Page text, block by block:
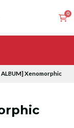
0
ALBUM] Xenomorphic